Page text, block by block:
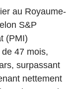
au Royaume-
S&P
(PMI)
47 mois,
surpassant
nettement